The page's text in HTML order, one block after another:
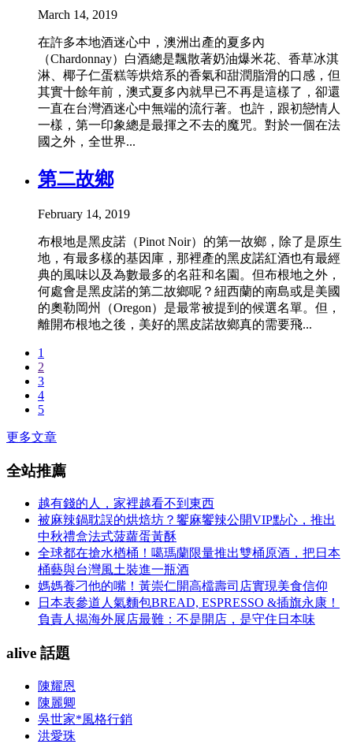
March 14, 2019
在許多本地酒迷心中，澳洲出產的夏多內
（Chardonnay）白酒總是飄散著奶油爆米花、香草冰淇
淋、椰子仁蛋糕等烘焙系的香氣和甜潤脂滑的口感，但
其實十餘年前，澳式夏多內就早已不再是這樣了，卻還
一直在台灣酒迷心中無端的流行著。也許，跟初戀情人
一樣，第一印象總是最揮之不去的魔咒。對於一個在法
國之外，全世界...
第二故鄉
February 14, 2019
布根地是黑皮諾（Pinot Noir）的第一故鄉，除了是原生
地，有最多樣的基因庫，那裡產的黑皮諾紅酒也有最經
典的風味以及為數最多的名莊和名園。但布根地之外，
何處會是黑皮諾的第二故鄉呢？紐西蘭的南島或是美國
的奧勒岡州（Oregon）是最常被提到的候選名單。但，
離開布根地之後，美好的黑皮諾故鄉真的需要飛...
1
2
3
4
5
更多文章
全站推薦
越有錢的人，家裡越看不到東西
被麻辣鍋耽誤的烘焙坊？饗麻饗辣公開VIP點心，推出
中秋禮盒法式菠蘿蛋黃酥
全球都在搶水楢桶！噶瑪蘭限量推出雙桶原酒，把日本
桶藝與台灣風土裝進一瓶酒
媽媽養刁他的嘴！黃崇仁開高檔壽司店實現美食信仰
日本表參道人氣麵包BREAD, ESPRESSO &插旗永康！
負責人揭海外展店最難：不是開店，是守住日本味
alive 話題
陳耀恩
陳麗卿
吳世家*風格行銷
洪愛珠